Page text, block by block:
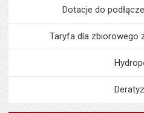
Dotacje do
Taryfa dla zbiorowego